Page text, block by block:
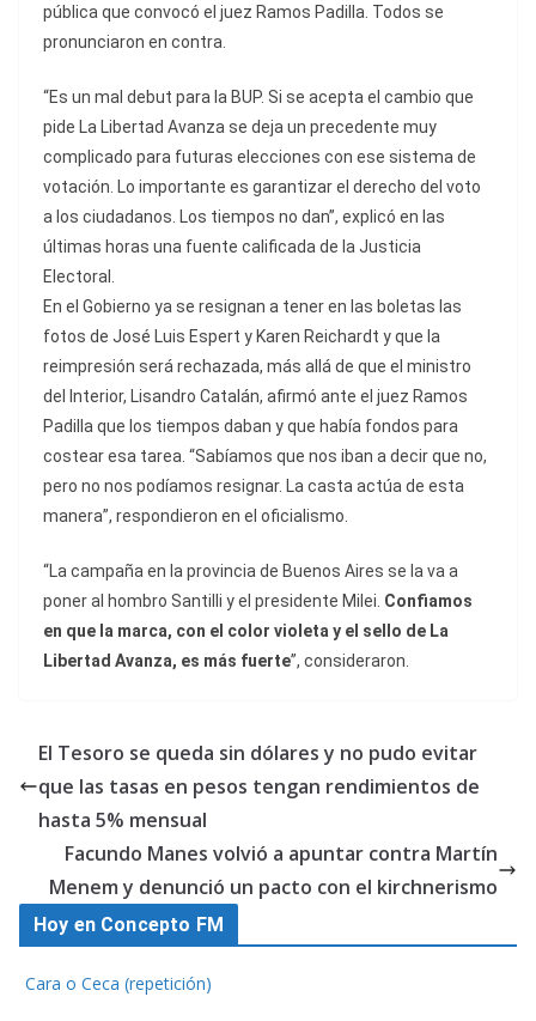
pública que convocó el juez Ramos Padilla. Todos se
pronunciaron en contra.
“Es un mal debut para la BUP. Si se acepta el cambio que
pide La Libertad Avanza se deja un precedente muy
complicado para futuras elecciones con ese sistema de
votación. Lo importante es garantizar el derecho del voto
a los ciudadanos. Los tiempos no dan”, explicó en las
últimas horas una fuente calificada de la Justicia
Electoral.
En el Gobierno ya se resignan a tener en las boletas las
fotos de José Luis Espert y Karen Reichardt y que la
reimpresión será rechazada, más allá de que el ministro
del Interior, Lisandro Catalán, afirmó ante el juez Ramos
Padilla que los tiempos daban y que había fondos para
costear esa tarea. “Sabíamos que nos iban a decir que no,
pero no nos podíamos resignar. La casta actúa de esta
manera”, respondieron en el oficialismo.
“La campaña en la provincia de Buenos Aires se la va a
poner al hombro Santilli y el presidente Milei. Confiamos
en que la marca, con el color violeta y el sello de La
Libertad Avanza, es más fuerte”, consideraron.
El Tesoro se queda sin dólares y no pudo evitar
que las tasas en pesos tengan rendimientos de
hasta 5% mensual
Facundo Manes volvió a apuntar contra Martín
Menem y denunció un pacto con el kirchnerismo
Hoy en Concepto FM
Cara o Ceca (repetición)